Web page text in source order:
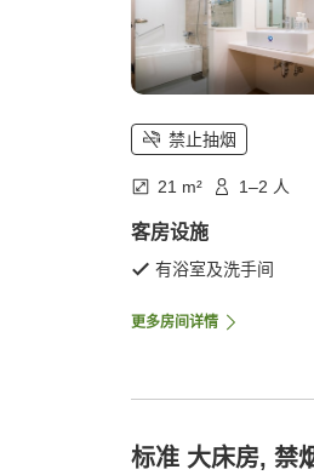
禁止抽烟
21 m² 1–2 人
客房设施
有浴室及洗手间
更多房间详情
标准 大床房, 禁